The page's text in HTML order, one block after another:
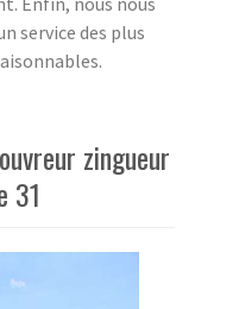
service des plus
zingueur
31